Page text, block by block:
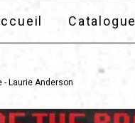
Catalogue
- Laurie Anderson